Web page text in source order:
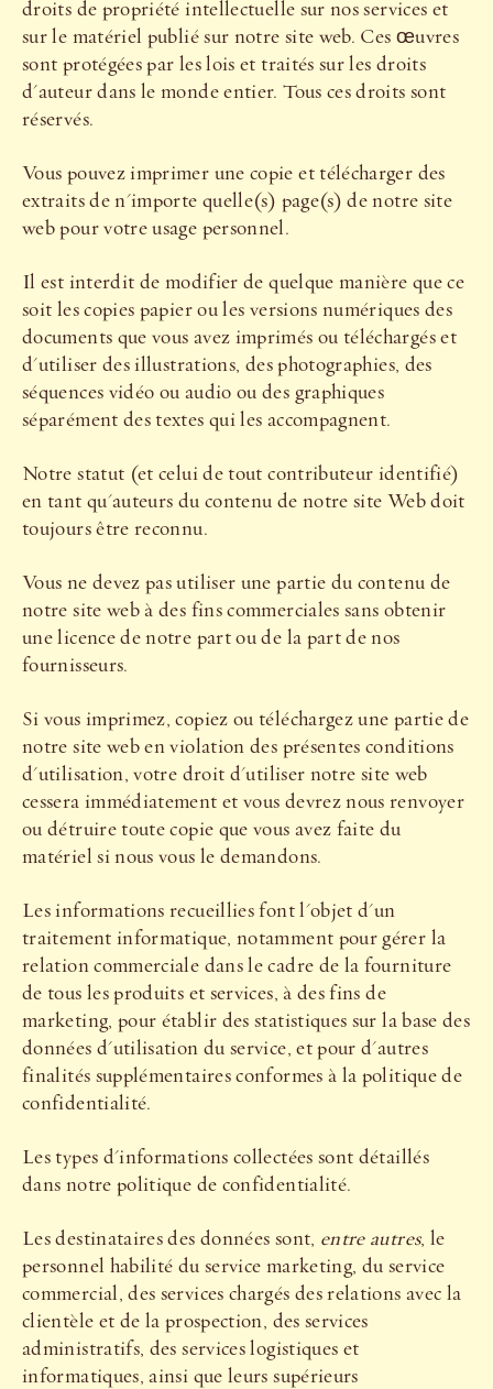
droits de propriété intellectuelle sur nos services et
sur le matériel publié sur notre site web. Ces œuvres
sont protégées par les lois et traités sur les droits
d'auteur dans le monde entier. Tous ces droits sont
réservés.
Vous pouvez imprimer une copie et télécharger des
extraits de n'importe quelle(s) page(s) de notre site
web pour votre usage personnel.
Il est interdit de modifier de quelque manière que ce
soit les copies papier ou les versions numériques des
documents que vous avez imprimés ou téléchargés et
d'utiliser des illustrations, des photographies, des
séquences vidéo ou audio ou des graphiques
séparément des textes qui les accompagnent.
Notre statut (et celui de tout contributeur identifié)
en tant qu'auteurs du contenu de notre site Web doit
toujours être reconnu.
Vous ne devez pas utiliser une partie du contenu de
notre site web à des fins commerciales sans obtenir
une licence de notre part ou de la part de nos
fournisseurs.
Si vous imprimez, copiez ou téléchargez une partie de
notre site web en violation des présentes conditions
d'utilisation, votre droit d'utiliser notre site web
cessera immédiatement et vous devrez nous renvoyer
ou détruire toute copie que vous avez faite du
matériel si nous vous le demandons.
Les informations recueillies font l'objet d'un
traitement informatique, notamment pour gérer la
relation commerciale dans le cadre de la fourniture
de tous les produits et services, à des fins de
marketing, pour établir des statistiques sur la base des
données d'utilisation du service, et pour d'autres
finalités supplémentaires conformes à la politique de
confidentialité.
Les types d'informations collectées sont détaillés
dans notre politique de confidentialité.
Les destinataires des données sont, entre autres, le
personnel habilité du service marketing, du service
commercial, des services chargés des relations avec la
clientèle et de la prospection, des services
administratifs, des services logistiques et
informatiques, ainsi que leurs supérieurs